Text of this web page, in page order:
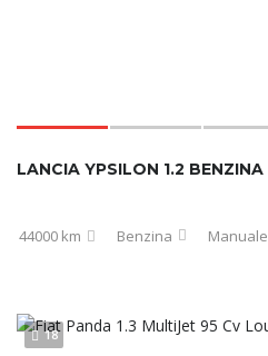
44000 km Benzina Manuale
18